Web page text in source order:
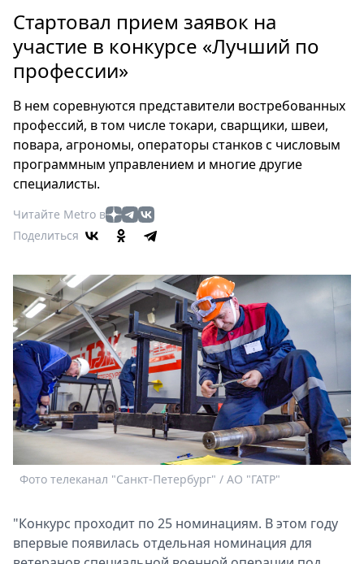
Россия
Мир
Здоровье
Туризм
Мода
Театр
Кино
Афиша
Книги
Пресс-
релизы
О
Metro
Стримы
Спецпроекты
Звезды
Выборы
2026
Metro
Стартовал прием заявок на
участие в конкурсе «Лучший по
профессии»
В нем соревнуются представители востребованных
профессий, в том числе токари, сварщики, швеи,
повара, агрономы, операторы станков с числовым
программным управлением и многие другие
специалисты.
Читайте Metro в
Поделиться
Фото телеканал "Санкт-Петербург" / АО "ГАТР"
"Конкурс проходит по 25 номинациям. В этом году
впервые появилась отдельная номинация для